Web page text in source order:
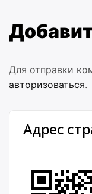
Для отправки
авторизоваться.
Адрес